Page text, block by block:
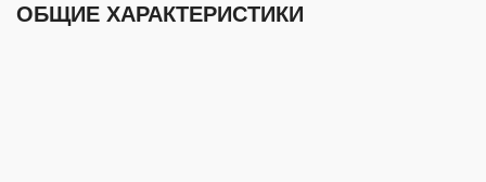
ОБЩИЕ ХАРАКТЕРИСТИКИ